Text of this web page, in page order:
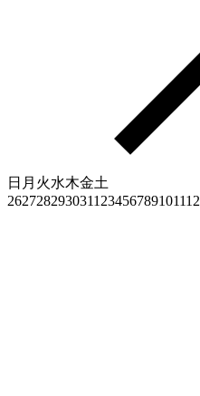
日 月 火水木金土
2627282930311 23456789101112